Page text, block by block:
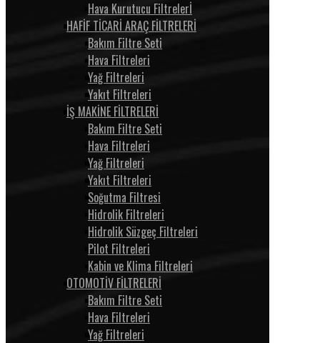
Hava Kurutucu Filtrelerİ
HAFİF TİCARİ ARAÇ FİLTRELERİ
Bakım Filtre Seti
Hava Filtreleri
Yağ Filtreleri
Yakıt Filtreleri
İŞ MAKİNE FİLTRELERİ
Bakım Filtre Seti
Hava Filtreleri
Yağ Filtreleri
Yakıt Filtreleri
Soğutma Filtresi
Hidrolik Filtreleri
Hidrolik Süzgeç Filtreleri
Pilot Filtreleri
Kabin ve Klima Filtreleri
OTOMOTİV FİLTRELERİ
Bakım Filtre Seti
Hava Filtreleri
Yağ Filtreleri